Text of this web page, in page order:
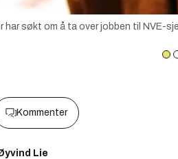
har søkt om å ta over jobben til
Kommenter
Lie